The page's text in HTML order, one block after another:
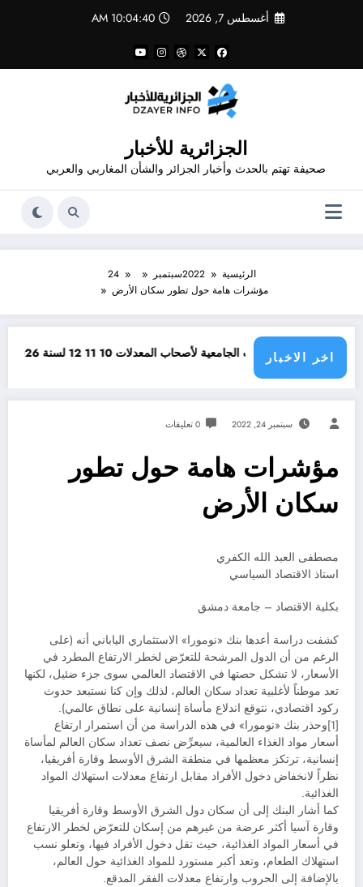
أغسطس 7, 2026 10:04:40 AM
الجزائرية للأخبار
صحيفة تهتم بالحدث وأخبار الجزائر والشأن المغاربي والعربي
الرئيسية 2022سبتمبر
24
مؤشرات هامة حول تطور سكان الأرض
اخر الاخبار
التخصصات الجامعية لأصحاب المعدلات 10 11 12 لسنة 2026 وظائف مفتوحة
سبتمبر 24, 2022 0 تعليقات
مؤشرات هامة حول تطور
سكان الأرض
مصطفى العبد الله الكفري
استاذ الاقتصاد السياسي
بكلية الاقتصاد – جامعة دمشق
كشفت دراسة أعدها بنك «نومورا» الاستثماري الياباني أنه (على
الرغم من أن الدول المرشحة للتعرّض لخطر الارتفاع المطرد في
الأسعار، لا تشكل حصتها في الاقتصاد العالمي سوى جزء ضئيل، لكنها
تعد موطناً لأغلبية تعداد سكان العالم، لذلك وإن كنا نستبعد حدوث
ركود اقتصادي، نتوقع اندلاع مأساة إنسانية على نطاق عالمي).
[1]وحذر بنك «نومورا» في هذه الدراسة من أن استمرار ارتفاع
أسعار مواد الغذاء العالمية، سيعرِّض نصف تعداد سكان العالم لمأساة
إنسانية، ترتكز معظمها في منطقة الشرق الأوسط وقارة أفريقيا،
نظراً لانخفاض دخول الأفراد مقابل ارتفاع معدلات استهلاك المواد
الغذائية.
كما أشار البنك إلى أن سكان دول الشرق الأوسط وقارة أفريقيا
وقارة آسيا أكثر عرضة من غيرهم من إسكان للتعرّض لخطر الارتفاع
في أسعار المواد الغذائية، حيث تقل دخول الأفراد فيها، وتعلو نسب
استهلاك الطعام، وتعد أكبر مستورد للمواد الغذائية حول العالم،
بالإضافة إلى الحروب وارتفاع معدلات الفقر المدقع.